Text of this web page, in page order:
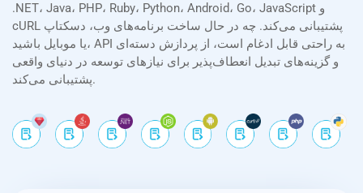
.NET، Java، PHP، Ruby، Python، Android، Go، JavaScript و
cURL پشتیبانی می‌کند. چه در حال ساخت برنامه‌های وب، دسکتاپ
یا موبایل باشید، API به راحتی قابل ادغام است، از پردازش دسته‌ای
و گزینه‌های تبدیل انعطاف‌پذیر برای نیازهای توسعه در دنیای واقعی
پشتیبانی می‌کند.